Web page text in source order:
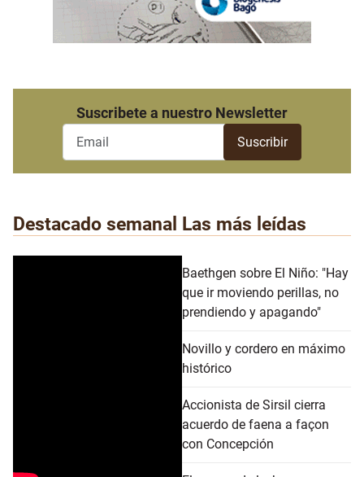
Suscribete a nuestro Newsletter
Destacado semanal Las más leídas
Baethgen sobre El Niño: "Hay
que ir moviendo perillas, no
prendiendo y apagando"
Novillo y cordero en máximo
histórico
Accionista de Sirsil cierra
acuerdo de faena a façon
con Concepción